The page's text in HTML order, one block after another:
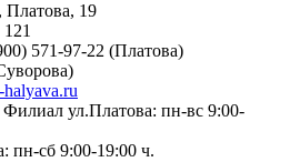
Платова, 19
571-97-22 (Платова)
Филиал ул.Платова: пн-вс 9:00-
пн-сб 9:00-19:00 ч.